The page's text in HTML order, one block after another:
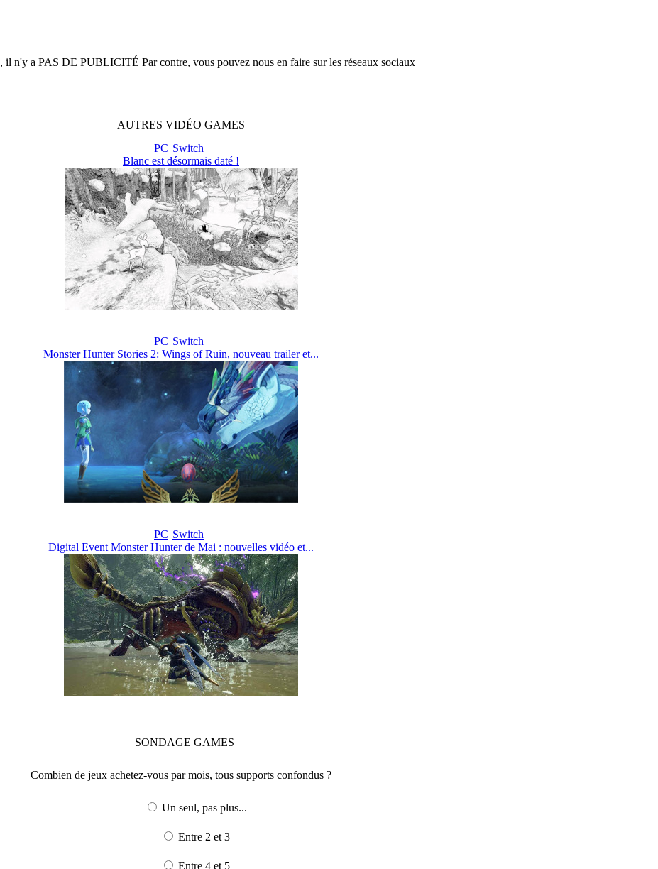
, il n'y a PAS DE PUBLICITÉ Par contre, vous pouvez nous en faire sur les réseaux sociaux
AUTRES VIDÉO GAMES
PC Switch
Blanc est désormais daté !
PC Switch
Monster Hunter Stories 2: Wings of Ruin, nouveau trailer et...
PC Switch
Digital Event Monster Hunter de Mai : nouvelles vidéo et...
SONDAGE GAMES
Combien de jeux achetez-vous par mois, tous supports confondus ?
Un seul, pas plus...
Entre 2 et 3
Entre 4 et 5